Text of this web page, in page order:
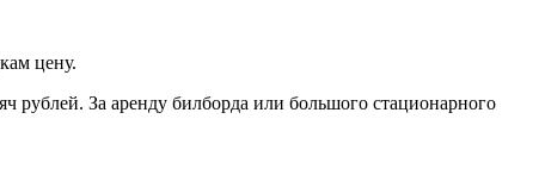
цену.
рублей. За аренду билборда или большого стационарного